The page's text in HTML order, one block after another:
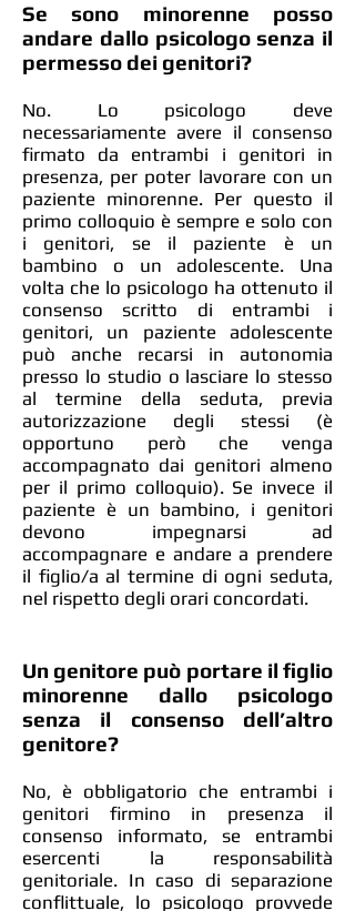
Se sono minorenne posso
andare dallo psicologo senza il
permesso dei genitori?
No. Lo psicologo deve
necessariamente avere il consenso
firmato da entrambi i genitori in
presenza, per poter lavorare con un
paziente minorenne. Per questo il
primo colloquio è sempre e solo con
i genitori, se il paziente è un
bambino o un adolescente. Una
volta che lo psicologo ha ottenuto il
consenso scritto di entrambi i
genitori, un paziente adolescente
può anche recarsi in autonomia
presso lo studio o lasciare lo stesso
al termine della seduta, previa
autorizzazione degli stessi (è
opportuno però che venga
accompagnato dai genitori almeno
per il primo colloquio). Se invece il
paziente è un bambino, i genitori
devono impegnarsi ad
accompagnare e andare a prendere
il figlio/a al termine di ogni seduta,
nel rispetto degli orari concordati.
Un genitore può portare il figlio
minorenne dallo psicologo
senza il consenso dell’altro
genitore?
No, è obbligatorio che entrambi i
genitori firmino in presenza il
consenso informato, se entrambi
esercenti la responsabilità
genitoriale. In caso di separazione
conflittuale, lo psicologo provvede